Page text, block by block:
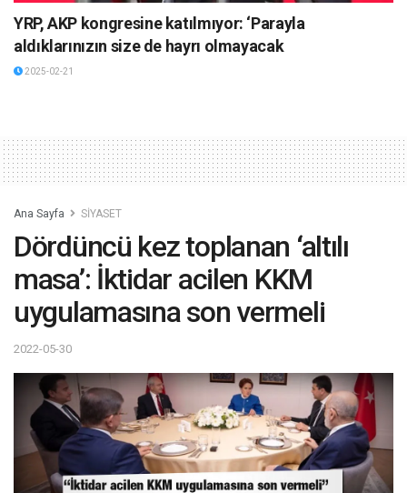
YRP, AKP kongresine katılmıyor: ‘Parayla
aldıklarınızın size de hayrı olmayacak
2025-02-21
Ana Sayfa SİYASET
Dördüncü kez toplanan ‘altılı
masa’: İktidar acilen KKM
uygulamasına son vermeli
2022-05-30